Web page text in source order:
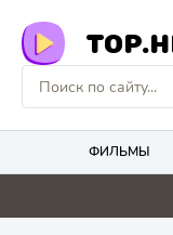
ФИЛЬМЫ
0